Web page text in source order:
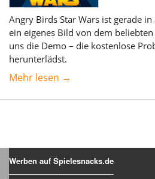
Angry Birds Star Wars ist gerade
ein eigenes Bild von dem
uns die Demo – die kostenlose
herunterlädst.
Mehr lesen →
Werben auf Spielesnacks.de